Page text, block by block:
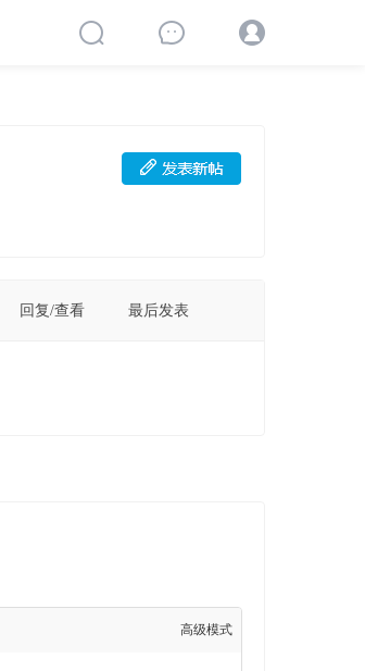
回复/查看 最后发表
高级模式